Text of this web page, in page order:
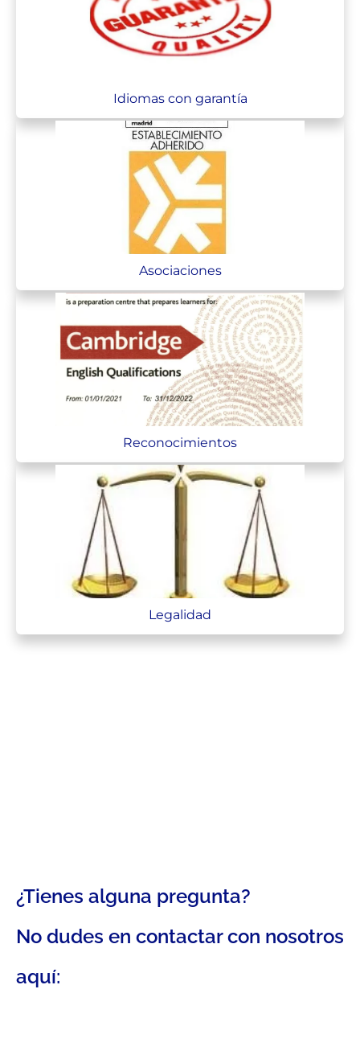
Idiomas con garantía
Asociaciones
Reconocimientos
Legalidad
¿Tienes alguna pregunta?
No dudes en contactar con nosotros
aquí: